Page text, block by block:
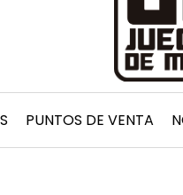
PUNTOS DE VENTA